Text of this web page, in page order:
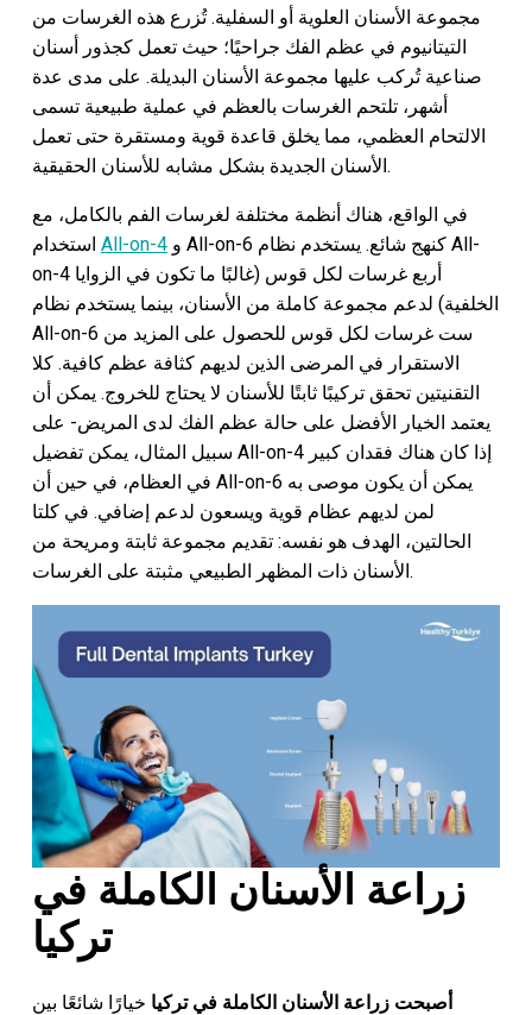
مجموعة الأسنان العلوية أو السفلية. تُزرع هذه الغرسات من
التيتانيوم في عظم الفك جراحيًا؛ حيث تعمل كجذور أسنان
صناعية تُركب عليها مجموعة الأسنان البديلة. على مدى عدة
أشهر، تلتحم الغرسات بالعظم في عملية طبيعية تسمى
الالتحام العظمي، مما يخلق قاعدة قوية ومستقرة حتى تعمل
الأسنان الجديدة بشكل مشابه للأسنان الحقيقية.
في الواقع، هناك أنظمة مختلفة لغرسات الفم بالكامل، مع
All-on-4و All-on-6 كنهج شائع. يستخدم نظام All-
on-4 أربع غرسات لكل قوس (غالبًا ما تكون في الزوايا
الخلفية) لدعم مجموعة كاملة من الأسنان، بينما يستخدم نظام
All-on-6 ست غرسات لكل قوس للحصول على المزيد من
الاستقرار في المرضى الذين لديهم كثافة عظم كافية. كلا
التقنيتين تحقق تركيبًا ثابتًا للأسنان لا يحتاج للخروج. يمكن أن
يعتمد الخيار الأفضل على حالة عظم الفك لدى المريض- على
سبيل المثال، يمكن تفضيل All-on-4 إذا كان هناك فقدان كبير
في العظام، في حين أن All-on-6 يمكن أن يكون موصى به
لمن لديهم عظام قوية ويسعون لدعم إضافي. في كلتا
الحالتين، الهدف هو نفسه: تقديم مجموعة ثابتة ومريحة من
الأسنان ذات المظهر الطبيعي مثبتة على الغرسات.
زراعة الأسنان الكاملة في
تركيا
أصبحت زراعة الأسنان الكاملة في تركيا خيارًا شائعًا بين